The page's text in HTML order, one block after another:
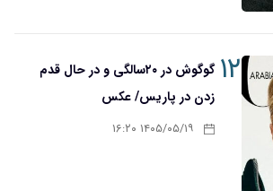
۱۲
گوگوش در ۲۰سالگی و در حال قدم
زدن در پاریس/ عکس
۱۴۰۵/۰۵/۱۹ ۱۶:۲۰